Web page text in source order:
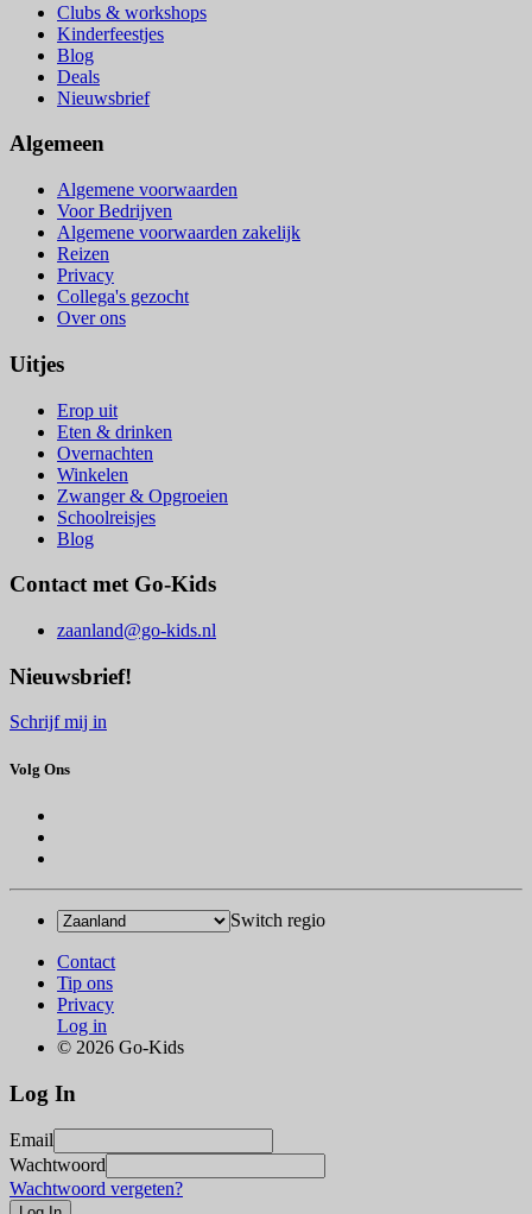
Clubs & workshops
Kinderfeestjes
Blog
Deals
Nieuwsbrief
Algemeen
Algemene voorwaarden
Voor Bedrijven
Algemene voorwaarden zakelijk
Reizen
Privacy
Collega's gezocht
Over ons
Uitjes
Erop uit
Eten & drinken
Overnachten
Winkelen
Zwanger & Opgroeien
Schoolreisjes
Blog
Contact met Go-Kids
zaanland@go-kids.nl
Nieuwsbrief!
Schrijf mij in
Volg Ons
Switch regio
Contact
Tip ons
Privacy
Log in
© 2026 Go-Kids
Log In
Email
Wachtwoord
Wachtwoord vergeten?